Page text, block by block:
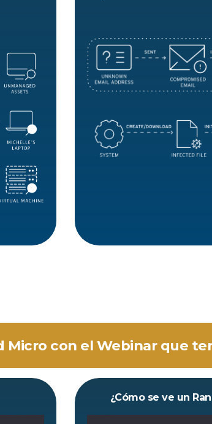
Micro con el Webinar que
¿Cómo se ve un